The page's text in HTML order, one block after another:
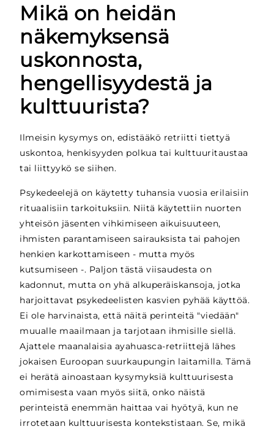
Mikä on heidän
näkemyksensä
uskonnosta,
hengellisyydestä ja
kulttuurista?
Ilmeisin kysymys on, edistääkö retriitti tiettyä
uskontoa, henkisyyden polkua tai kulttuuritaustaa
tai liittyykö se siihen.
Psykedeelejä on käytetty tuhansia vuosia erilaisiin
rituaalisiin tarkoituksiin. Niitä käytettiin nuorten
yhteisön jäsenten vihkimiseen aikuisuuteen,
ihmisten parantamiseen sairauksista tai pahojen
henkien karkottamiseen - mutta myös
kutsumiseen -. Paljon tästä viisaudesta on
kadonnut, mutta on yhä alkuperäiskansoja, jotka
harjoittavat psykedeelisten kasvien pyhää käyttöä.
Ei ole harvinaista, että näitä perinteitä "viedään"
muualle maailmaan ja tarjotaan ihmisille siellä.
Ajattele maanalaisia ayahuasca-retriittejä lähes
jokaisen Euroopan suurkaupungin laitamilla. Tämä
ei herätä ainoastaan kysymyksiä kulttuurisesta
omimisesta vaan myös siitä, onko näistä
perinteistä enemmän haittaa vai hyötyä, kun ne
irrotetaan kulttuurisesta kontekstistaan. Se, mikä